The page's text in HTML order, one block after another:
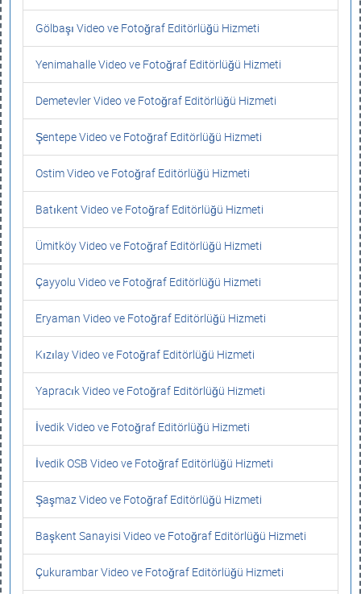
Gölbaşı Video ve Fotoğraf Editörlüğü Hizmeti
Yenimahalle Video ve Fotoğraf Editörlüğü Hizmeti
Demetevler Video ve Fotoğraf Editörlüğü Hizmeti
Şentepe Video ve Fotoğraf Editörlüğü Hizmeti
Ostim Video ve Fotoğraf Editörlüğü Hizmeti
Batıkent Video ve Fotoğraf Editörlüğü Hizmeti
Ümitköy Video ve Fotoğraf Editörlüğü Hizmeti
Çayyolu Video ve Fotoğraf Editörlüğü Hizmeti
Eryaman Video ve Fotoğraf Editörlüğü Hizmeti
Kızılay Video ve Fotoğraf Editörlüğü Hizmeti
Yapracık Video ve Fotoğraf Editörlüğü Hizmeti
İvedik Video ve Fotoğraf Editörlüğü Hizmeti
İvedik OSB Video ve Fotoğraf Editörlüğü Hizmeti
Şaşmaz Video ve Fotoğraf Editörlüğü Hizmeti
Başkent Sanayisi Video ve Fotoğraf Editörlüğü Hizmeti
Çukurambar Video ve Fotoğraf Editörlüğü Hizmeti